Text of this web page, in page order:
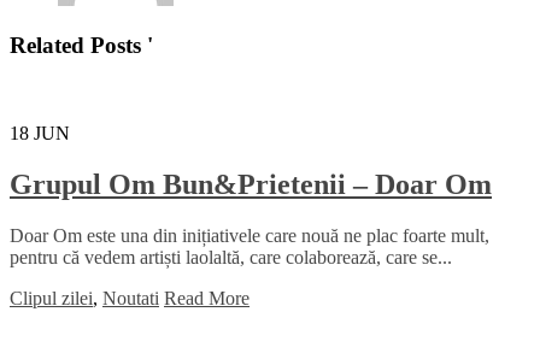
Related Posts '
18 JUN
Grupul Om Bun&Prietenii – Doar Om
Doar Om este una din inițiativele care nouă ne plac foarte mult,
pentru că vedem artiști laolaltă, care colaborează, care se...
Clipul zilei, Noutati Read More